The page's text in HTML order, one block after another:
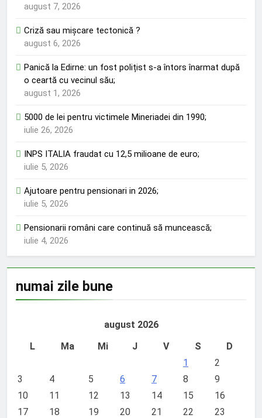
august 7, 2026
Criză sau mișcare tectonică ?
august 6, 2026
Panică la Edirne: un fost polițist s-a întors înarmat după
o ceartă cu vecinul său;
august 1, 2026
5000 de lei pentru victimele Mineriadei din 1990;
iulie 26, 2026
INPS ITALIA fraudat cu 12,5 milioane de euro;
iulie 5, 2026
Ajutoare pentru pensionari in 2026;
iulie 5, 2026
Pensionarii români care continuă să muncească;
iulie 4, 2026
numai zile bune
august 2026
L
Ma Mi J V S
D
1
2
3
4 5 6 7 8
9
10
11 12 13 14 15
16
17
18 19 20 21 22
23